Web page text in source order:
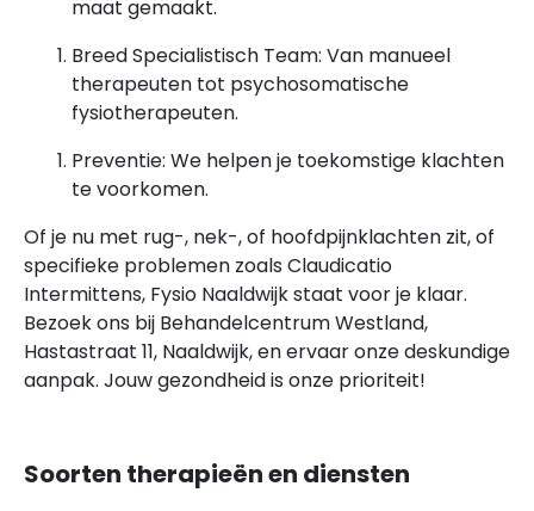
maat gemaakt.
Breed Specialistisch Team: Van manueel
therapeuten tot psychosomatische
fysiotherapeuten.
Preventie: We helpen je toekomstige klachten
te voorkomen.
Of je nu met rug-, nek-, of hoofdpijnklachten zit, of
specifieke problemen zoals Claudicatio
Intermittens, Fysio Naaldwijk staat voor je klaar.
Bezoek ons bij Behandelcentrum Westland,
Hastastraat 11, Naaldwijk, en ervaar onze deskundige
aanpak. Jouw gezondheid is onze prioriteit!
Soorten therapieën en diensten